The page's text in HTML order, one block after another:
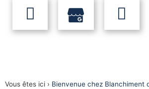
Vous êtes ici › Bienvenue chez Blanchiment